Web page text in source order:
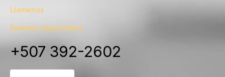
Llámenos
Estamos disponibles
+507 392-2602